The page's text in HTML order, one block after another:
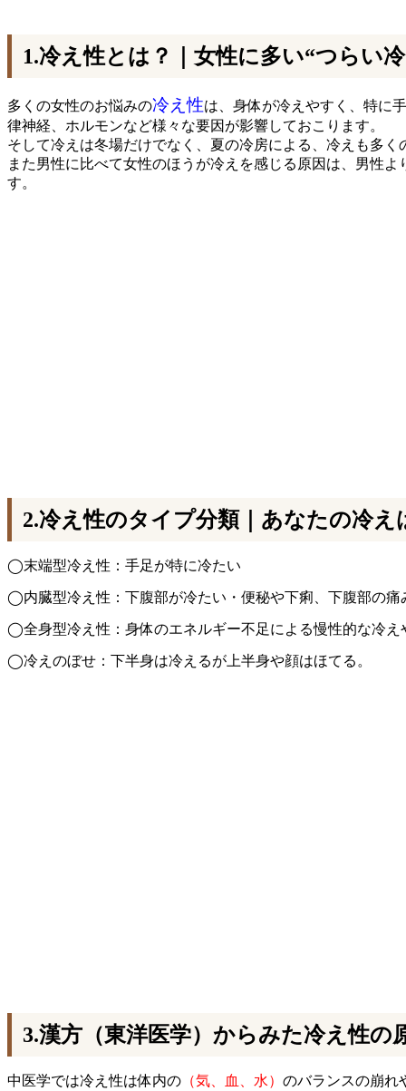
1.冷え性とは？｜女性に多い“つらい
多くの女性のお悩みの冷え性は、身体が冷えやすく、特に
律神経、ホルモンなど様々な要因が影響しておこります。
そして冷えは冬場だけでなく、夏の冷房による、冷えも多く
また男性に比べて女性のほうが冷えを感じる原因は、男性
す。
2.冷え性のタイプ分類｜あなたの冷え
◯末端型冷え性：手足が特に冷たい
◯内臓型冷え性：下腹部が冷たい・便秘や下痢、下腹部の痛
◯全身型冷え性：身体のエネルギー不足による慢性的な冷え
◯冷えのぼせ：下半身は冷えるが上半身や顔はほてる。
3.漢方（東洋医学）からみた冷え性の
中医学では冷え性は体内の （気、血、水） のバランスの崩れ